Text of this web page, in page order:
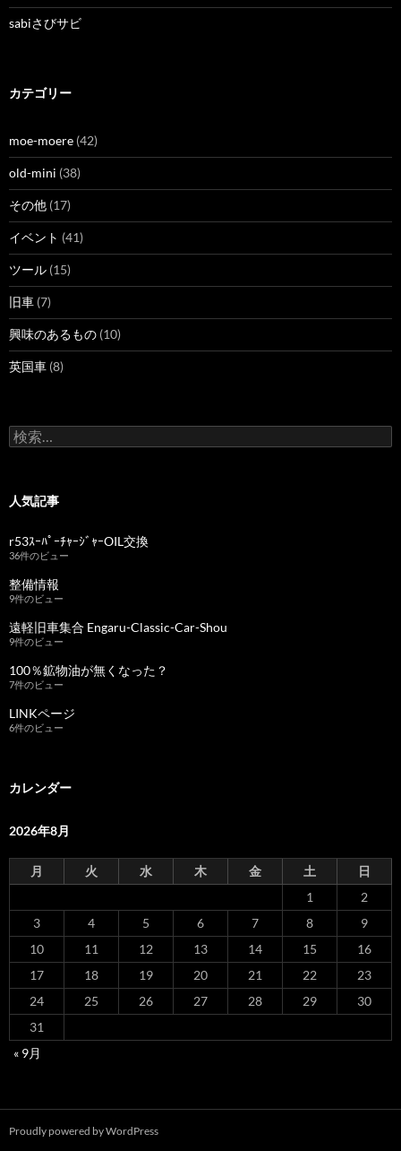
sabiさびサビ
カテゴリー
moe-moere (42)
old-mini (38)
その他 (17)
イベント (41)
ツール (15)
旧車 (7)
興味のあるもの (10)
英国車 (8)
検
索:
人気記事
r53ｽｰﾊﾟｰﾁｬｰｼﾞｬｰOIL交換
36件のビュー
整備情報
9件のビュー
遠軽旧車集合 Engaru-Classic-Car-Shou
9件のビュー
100％鉱物油が無くなった？
7件のビュー
LINKページ
6件のビュー
カレンダー
2026年8月
月 火 水 木 金 土
日
1
2
3
4 5 6 7 8
9
10
11 12 13 14 15
16
17
18 19 20 21 22
23
24
25 26 27 28 29
30
31
« 9月
Proudly powered by WordPress